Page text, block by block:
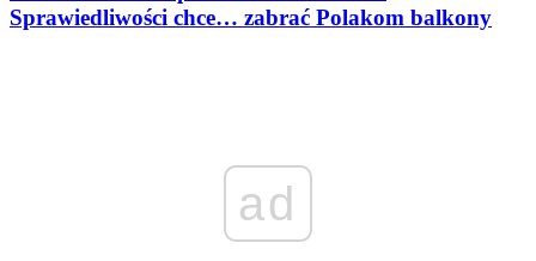
Sprawiedliwości chce… zabrać Polakom balkony
ad